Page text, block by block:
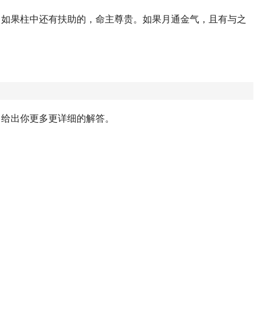
果柱中还有扶助的，命主尊贵。如果月通金气，且有与之
出你更多更详细的解答。